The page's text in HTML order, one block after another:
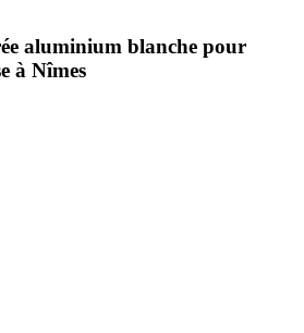
aluminium blanche pour
à Nîmes